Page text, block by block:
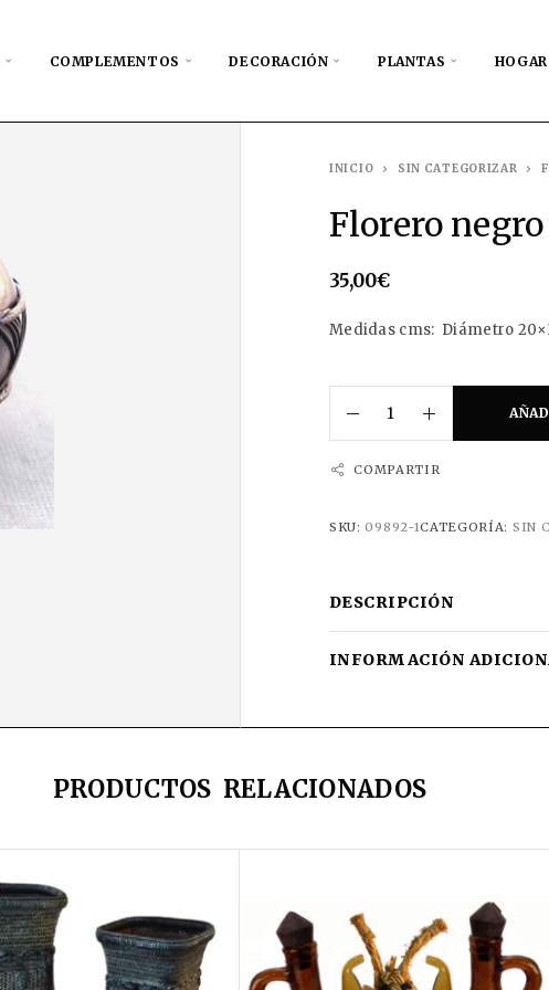
COMPLEMENTOS DECORACIÓN PLANTAS HOGAR
INICIO SIN CATEGORIZAR
Florero
35,00€
Medidas cms: Diámetro
COMPARTIR
SKU:09892-1CATEGORÍA: SIN
DESCRIPCIÓN
INFORMACIÓN
PRODUCTOS RELACIONADOS